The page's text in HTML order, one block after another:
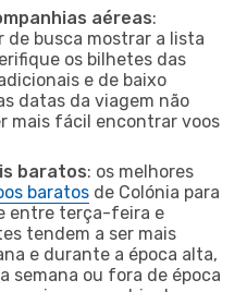
aéreas:
de busca mostrar a lista
os bilhetes das
e de baixo
datas da viagem não
mais fácil encontrar voos
baratos: os melhores
baratos de Colónia para
entre terça-feira e
tendem a ser mais
e durante a época alta,
semana ou fora de época